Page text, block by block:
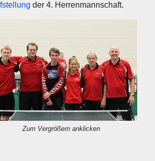
der 4. Herrenmannschaft.
Zum Vergrößern anklicken